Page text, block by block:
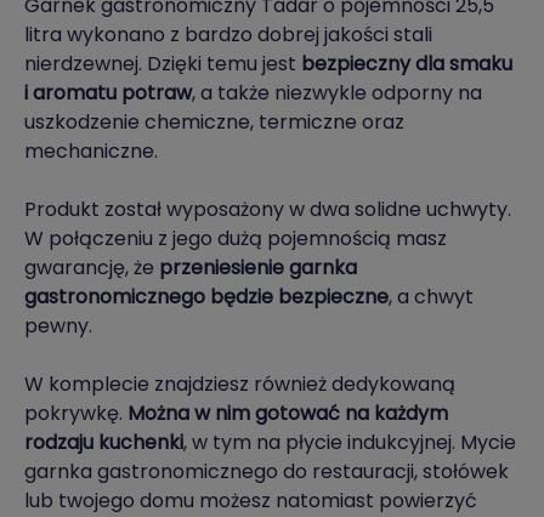
Garnek gastronomiczny Tadar o pojemności 25,5
litra wykonano z bardzo dobrej jakości stali
nierdzewnej. Dzięki temu jest bezpieczny dla smaku
i aromatu potraw, a także niezwykle odporny na
uszkodzenie chemiczne, termiczne oraz
mechaniczne.
Produkt został wyposażony w dwa solidne uchwyty.
W połączeniu z jego dużą pojemnością masz
gwarancję, że przeniesienie garnka
gastronomicznego będzie bezpieczne, a chwyt
pewny.
W komplecie znajdziesz również dedykowaną
pokrywkę. Można w nim gotować na każdym
rodzaju kuchenki, w tym na płycie indukcyjnej. Mycie
garnka gastronomicznego do restauracji, stołówek
lub twojego domu możesz natomiast powierzyć